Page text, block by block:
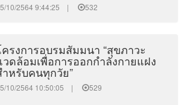
10/2564 9:44:25 | 532
รงการอบรมสัมมนา “สุขภาวะ
วดล้อมเพื่อการออกกำลังกายแฝง
ำหรับคนทุกวัย”
10/2564 10:50:05 | 529